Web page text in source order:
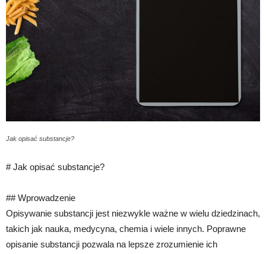
Jak opisać substancje?
# Jak opisać substancje?
## Wprowadzenie
Opisywanie substancji jest niezwykle ważne w wielu dziedzinach,
takich jak nauka, medycyna, chemia i wiele innych. Poprawne
opisanie substancji pozwala na lepsze zrozumienie ich